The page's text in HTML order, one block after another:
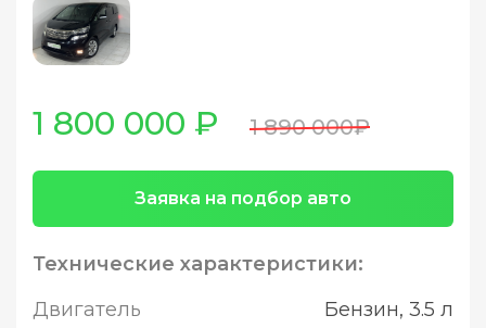
1 800 000 ₽ 1 890 000₽
Заявка на подбор авто
Технические характеристики:
Двигатель
Бензин, 3.5 л